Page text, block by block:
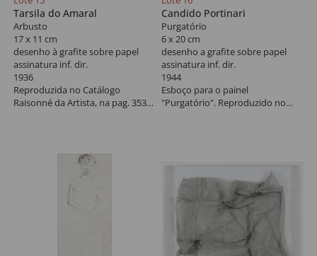
Tarsila do Amaral
Arbusto
17 x 11 cm
desenho à grafite sobre papel
assinatura inf. dir.
1936
Reproduzida no Catálogo
Raisonné da Artista, na pag. 353,
Candido Portinari
Purgatório
6 x 20 cm
desenho a grafite sobre papel
assinatura inf. dir.
1944
Esboço para o painel
"Purgatório". Reproduzido no